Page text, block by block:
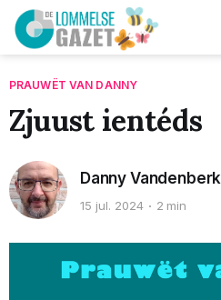
PRAUWËT VAN DANNY
Zjuust ientéds
Danny Vandenberk
15 jul. 2024 2 min